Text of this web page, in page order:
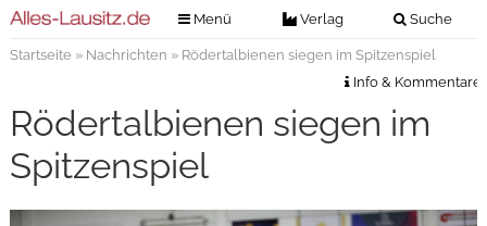
Menü Verlag Suche
Verlag
Kontakt
Impressum
Nachrichten
Veranstaltungstickets
Startseite» Nachrichten » Rödertalbienen siegen im Spitzenspiel
Info & Kommentare
Rödertalbienen siegen im
Spitzenspiel